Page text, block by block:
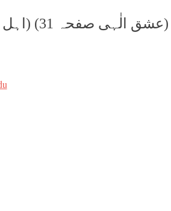
(عشق الٰہی صفحہ 31) (اہل دل کے تڑپا دینے والے واقعات: صفحہ 19)